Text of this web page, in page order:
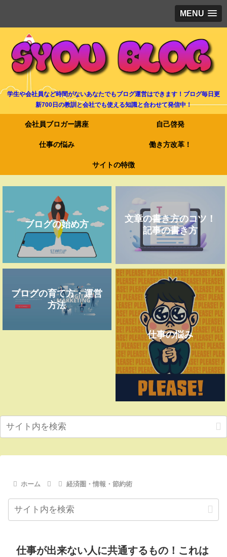
MENU
学生や会社員など時間がないあなたでもブログ運営はできます！ブログ毎日更
新700日の教訓と会社でも使える知識と合わせて発信中！
会社員ブロガー講座 自己啓発
仕事の悩み 働き方改革！
サイトの特徴
ブログの始め方
文章の書き方のコツ！
記事の書き方
ブログの育て方・運営
方法
仕事の悩み
ホーム 経済圏・情報・節約術
仕事が出来ない人に共通するもの！これは